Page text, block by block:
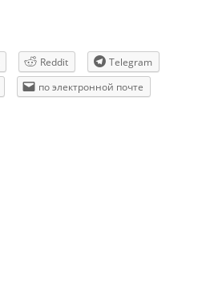
Reddit
Telegram
по электронной почте